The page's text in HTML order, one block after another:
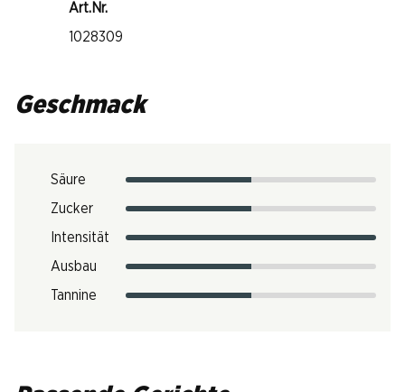
Art.Nr.
1028309
Geschmack
Säure
Zucker
Intensität
Ausbau
Tannine